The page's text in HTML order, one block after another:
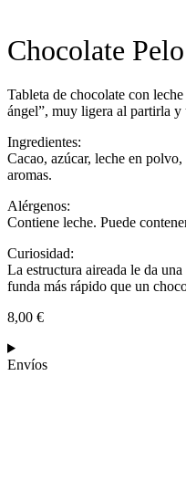
Chocolate
Tableta de chocolate con
ángel”, muy ligera al partirla y
Ingredientes:
Cacao, azúcar, leche en
aromas.
Alérgenos:
Contiene leche. Puede
Curiosidad:
La estructura aireada le da
funda más rápido que un
8,00 €
Envíos